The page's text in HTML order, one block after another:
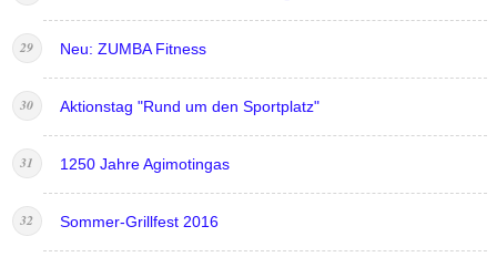
Neu: ZUMBA Fitness
Aktionstag "Rund um den Sportplatz"
1250 Jahre Agimotingas
Sommer-Grillfest 2016